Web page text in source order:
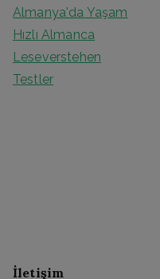
Almanya'da Yaşam
Hızlı Almanca
Leseverstehen
Testler
İletişim